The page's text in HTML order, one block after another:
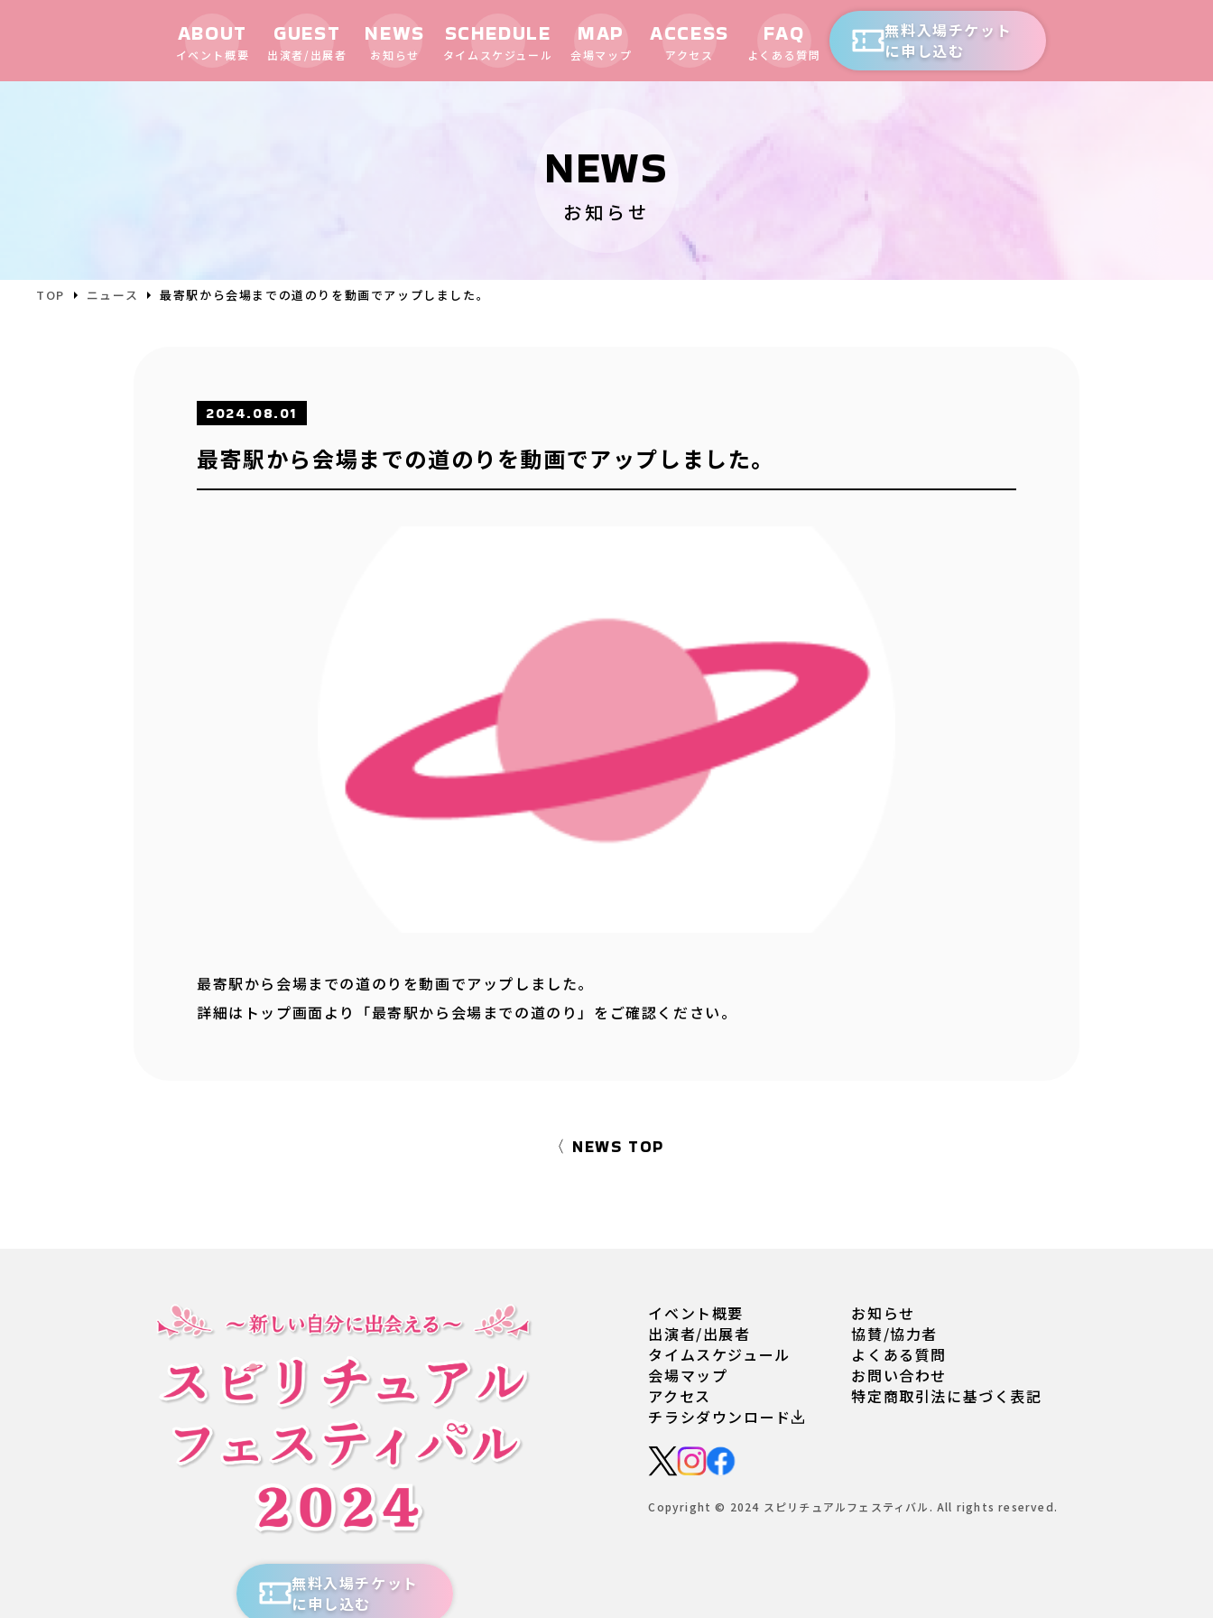
ABOUT
イベント概要
GUEST
出演者/出展者
NEWS
お知らせ
SCHEDULE
タイムスケジュール
MAP
会場マップ
ACCESS
アクセス
FAQ
よくある質問
無料入場チケット
に申し込む
NEWS
お知らせ
TOP ニュース 最寄駅から会場までの道のりを動画でアップしました。
2024.08.01
最寄駅から会場までの道のりを動画でアップしました。
最寄駅から会場までの道のりを動画でアップしました。
詳細はトップ画面より「最寄駅から会場までの道のり」をご確認ください。
〈 NEWS TOP
無料入場チケット
に申し込む
イベント概要
出演者/出展者
タイムスケジュール
会場マップ
アクセス
チラシダウンロード
お知らせ
協賛/協力者
よくある質問
お問い合わせ
特定商取引法に基づく表記
Copyright © 2024 スピリチュアルフェスティバル. All rights reserved.